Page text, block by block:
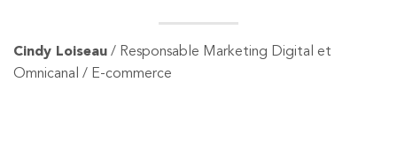
Cindy Loiseau / Responsable Marketing Digital et
Omnicanal / E-commerce